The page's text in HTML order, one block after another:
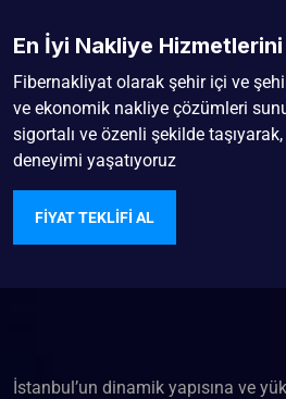
En İyi Nakliye
Fibernakliyat olarak şehir içi ve
ve ekonomik nakliye çözümleri
sigortalı ve özenli şekilde
deneyimi yaşatıyoruz
FIYAT TEKLIFI AL
İstanbul’un dinamik yapısına ve